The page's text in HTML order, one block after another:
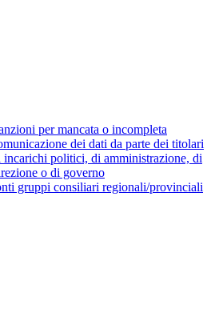
per mancata o incompleta
dei dati da parte dei titolari
incarichi politici, di amministrazione, di
o di governo
gruppi consiliari regionali/provinciali